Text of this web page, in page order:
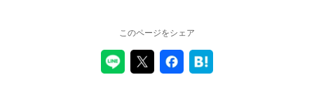
このページをシェア